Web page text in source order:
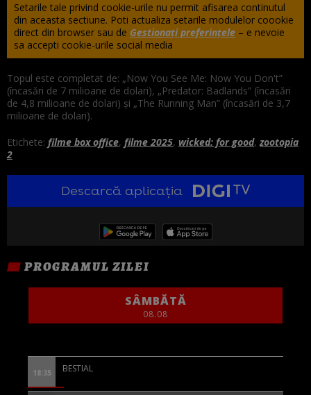
Setarile tale privind cookie-urile nu permit afisarea continutul
din aceasta sectiune. Poti actualiza setarile modulelor coookie
direct din browser sau de Gestionați preferințele – e nevoie
sa accepti cookie-urile social media
Topul este completat de: „Now You See Me: Now You Don't”
(încasări de 7 milioane de dolari), „Predator: Badlands” (încasări
de 4,8 milioane de dolari) şi „The Running Man” (încasări de 3,7
milioane de dolari).
Etichete: filme box office, filme 2025, wicked: for good,zootopia
2
Descarcă aplicația
PROGRAMUL ZILEI
SÂMBĂTĂ
08.08
18:35 BESTIAL